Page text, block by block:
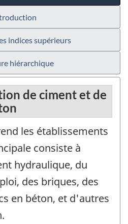
indices supérieurs
hiérarchique
de ciment et de
les établissements
consiste à
hydraulique, du
des briques, des
en béton, et d'autres